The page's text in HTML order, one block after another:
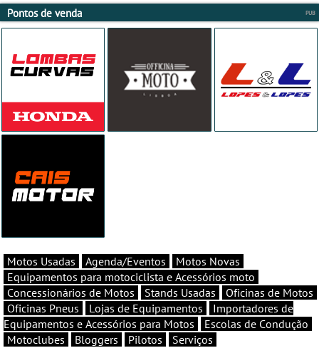
Pontos de venda
Motos Usadas Agenda/Eventos
Motos Novas
Equipamentos para motociclista e Acessórios moto
Concessionários de Motos
Stands Usadas
Oficinas de Motos
Oficinas Pneus
Lojas de Equipamentos
Importadores de
Equipamentos e Acessórios para Motos
Escolas de Condução
Motoclubes
Bloggers Pilotos Serviços